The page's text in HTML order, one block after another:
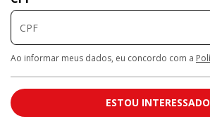
Ao informar meus dados, eu concordo com a
ESTOU INTERESSADO